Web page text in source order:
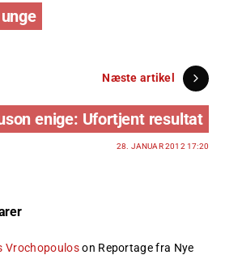
Næste artikel
enige: Ufortjent resultat
28. JANUAR 2012 17:20
Vrochopouloson Reportage fra Nye